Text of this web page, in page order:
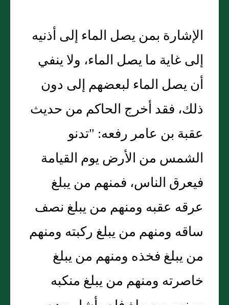
الإشارة بمن يصل الماء إلى أذنيه
إلى غاية ما يصل الماء، ولا ينفي
أن يصل الماء لبعضهم إلى دون
ذلك، فقد أخرج الحاكم من حديث
عقبة بن عامر رفعه: "تدنو
الشمس من الأرض يوم القيامة
فيعرق الناس، فمنهم من يبلغ
عرقه عقبه ومنهم من يبلغ نصف
ساقه ومنهم من يبلغ ركبته ومنهم
من يبلغ فخذه ومنهم من يبلغ
خاصرته ومنهم من يبلغ منكبه